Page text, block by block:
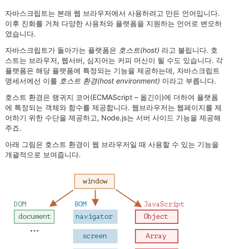
자바스크립트는 본래 웹 브라우저에서 사용하려고 만든 언어입니다.
이후 진화를 거쳐 다양한 사용처와 플랫폼을 지원하는 언어로 변모하
였습니다.
자바스크립트가 돌아가는 플랫폼은 호스트(host) 라고 불립니다. 호
스트는 브라우저, 웹서버, 심지어는 커피 머신이 될 수도 있습니다. 각
플랫폼은 해당 플랫폼에 특정되는 기능을 제공하는데, 자바스크립트
명세서에선 이를 호스트 환경(host environment) 이라고 부릅니다.
호스트 환경은 랭귀지 코어(ECMAScript – 옮긴이)에 더하여 플랫폼
에 특정되는 객체와 함수를 제공합니다. 웹브라우저는 웹페이지를 제
어하기 위한 수단을 제공하고, Node.js는 서버 사이드 기능을 제공해
주죠.
아래 그림은 호스트 환경이 웹 브라우저일 때 사용할 수 있는 기능을
개괄적으로 보여줍니다.